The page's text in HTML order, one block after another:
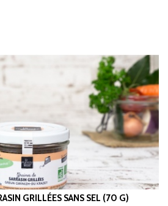
GRILLÉES SANS SEL (70 G)